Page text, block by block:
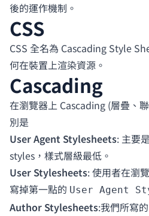
後的運作機制。
CSS
CSS 全名為 Cascading Style
何在裝置上渲染資源。
Cascading
在瀏覽器上 Cascading (層疊、
別是
User Agent Stylesheets: 主要
styles，樣式層級最低。
User Stylesheets: 使用者在瀏
寫掉第一點的 User Agent
Author Stylesheets:我們所寫